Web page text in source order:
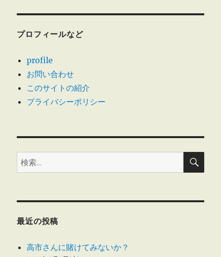
業
向
上
に
対
す
え
知
に
プロフィールなど
profile
お問い合わせ
このサイトの紹介
プライバシーポリシー
検
索:
検
最近の投稿
高市さんに賭けてみないか？